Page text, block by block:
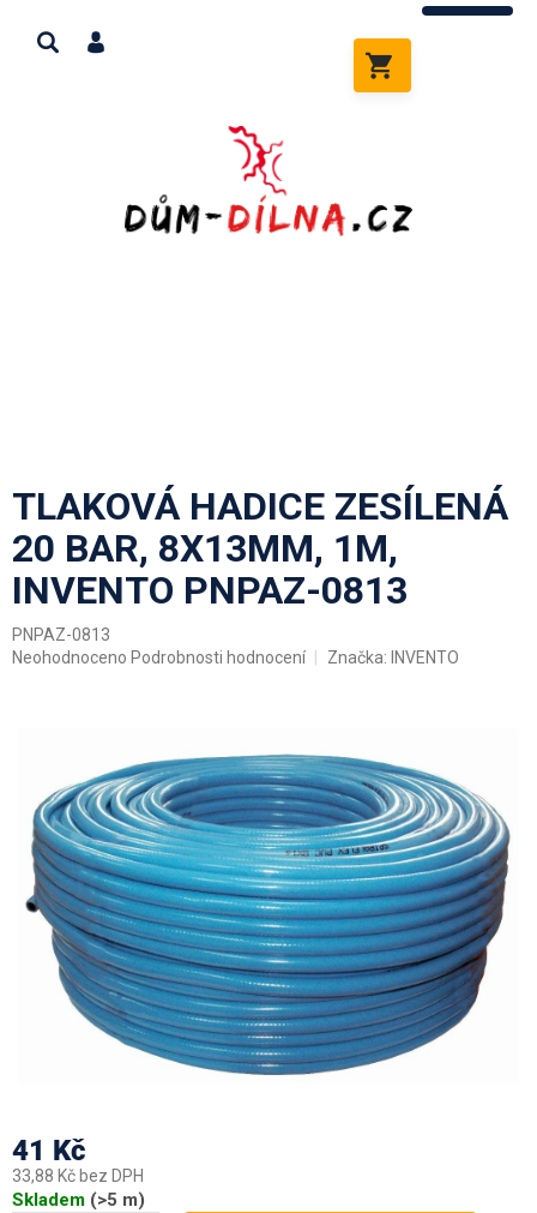
obsah
KOŠÍK
TLAKOVÁ HADICE ZESÍLENÁ
20 BAR, 8X13MM, 1M,
INVENTO PNPAZ-0813
PNPAZ-0813
Průměrné
hvězdiček.
Neohodnoceno Podrobnosti hodnocení Značka: INVENTO
41 Kč
33,88 Kč bez DPH
Měrná
Skladem (>5 m)